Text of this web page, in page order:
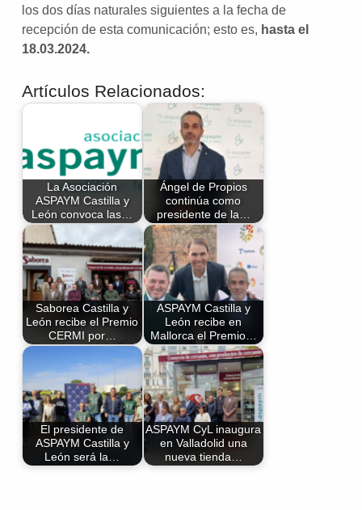
los dos días naturales siguientes a la fecha de
recepción de esta comunicación; esto es, hasta el
18.03.2024.
Artículos Relacionados:
La Asociación
ASPAYM Castilla y
León convoca las…
Ángel de Propios
continúa como
presidente de la…
Saborea Castilla y
León recibe el Premio
CERMI por…
ASPAYM Castilla y
León recibe en
Mallorca el Premio…
El presidente de
ASPAYM Castilla y
León será la…
ASPAYM CyL inaugura
en Valladolid una
nueva tienda…